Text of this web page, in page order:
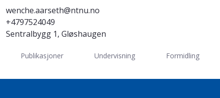
wenche.aarseth@ntnu.no
+4797524049
Sentralbygg 1, Gløshaugen
Publikasjoner Undervisning Formidling